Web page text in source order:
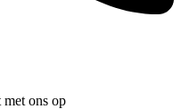
met ons op